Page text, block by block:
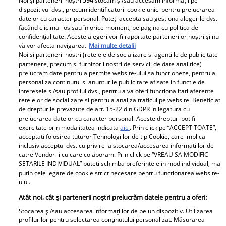
Urmărește-ne pe Facebook Like
Pariază responsabil! Decizia ONJN nr. 821/25.09.2025.
Jocurile de noroc sunt interzise minorilor.
Despre Unica.ro
Publicitate
Echipa Unica.ro
Contact
Știri
GSP
Avantaje
Viva
dispozitivul dvs., precum identificatorii cookie unici pentru prelucrarea
datelor cu caracter personal. Puteți accepta sau gestiona alegerile dvs.
făcând clic mai jos sau în orice moment, pe pagina cu politica de
confidențialitate. Aceste alegeri vor fi raportate partenerilor noștri și nu
vă vor afecta navigarea. Mai multe detalii
Noi si partenerii nostri (retelele de socializare si agentiile de publicitate
partenere, precum si furnizorii nostri de servicii de date analitice)
prelucram date pentru a permite website-ului sa functioneze, pentru a
personaliza continutul si anunturile publicitare afisate in functie de
interesele si/sau profilul dvs., pentru a va oferi functionalitati aferente
retelelor de socializare si pentru a analiza traficul pe website. Beneficiati
de drepturile prevazute de art. 15-22 din GDPR in legatura cu
prelucrarea datelor cu caracter personal. Aceste drepturi pot fi
exercitate prin modalitatea indicataaici. Prin click pe “ACCEPT TOATE”,
acceptati folosirea tuturor Tehnologiilor de tip Cookie, care implica
inclusiv acceptul dvs. cu privire la stocarea/accesarea informatiilor de
catre Vendor-ii cu care colaboram. Prin click pe “VREAU SA MODIFIC
SETARILE INDIVIDUAL” puteti schimba preferintele in mod individual, mai
putin cele legate de cookie strict necesare pentru functionarea website-
ului.
Atât noi, cât și partenerii noștri prelucrăm datele pentru a oferi:
Stocarea și/sau accesarea informațiilor de pe un dispozitiv. Utilizarea
profilurilor pentru selectarea conținutului personalizat. Măsurarea